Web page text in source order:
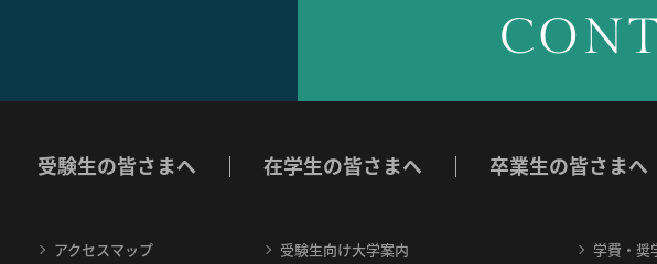
受験生の皆さまへ 在学生の皆さまへ 卒業生の皆さまへ
アクセスマップ
受験生向け大学案内
学費・奨